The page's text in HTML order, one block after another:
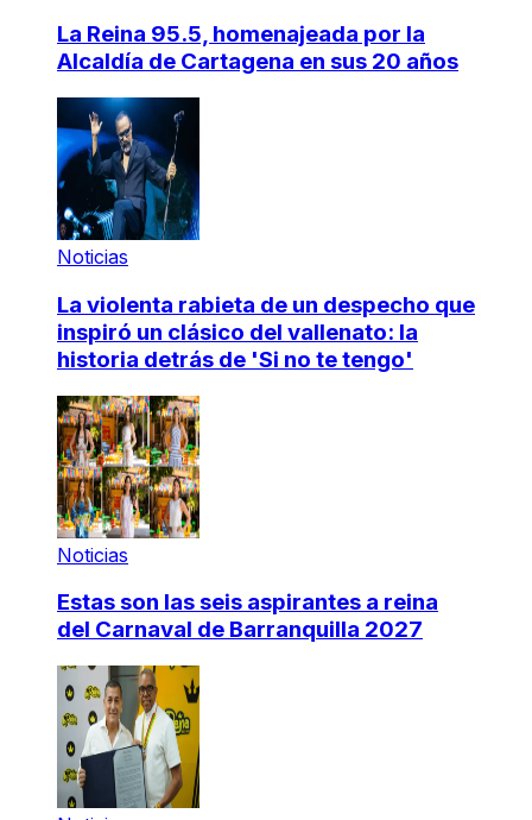
La Reina 95.5, homenajeada por la
Alcaldía de Cartagena en sus 20 años
Noticias
La violenta rabieta de un despecho que
inspiró un clásico del vallenato: la
historia detrás de 'Si no te tengo'
Noticias
Estas son las seis aspirantes a reina
del Carnaval de Barranquilla 2027